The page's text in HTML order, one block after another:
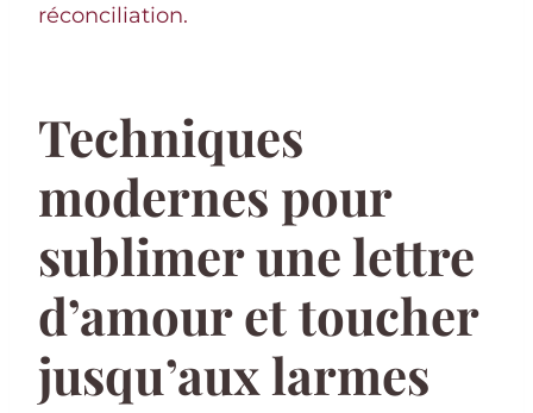
réconciliation.
Techniques
modernes pour
sublimer une lettre
d’amour et toucher
jusqu’aux larmes